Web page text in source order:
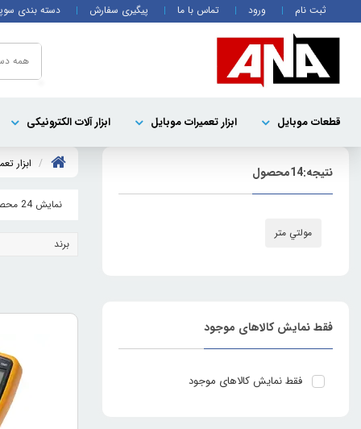
ثبت نام ورود تماس با ما پیگیری سفارش دسته بندی
همه
قطعات موبايل ابزار تعمیرات موبایل ابزار آلات الکترونیکی
ابزار
نمایش 24 محصول
برند
نتیجه:14محصول
مولتي متر
فقط نمایش کالاهای موجود
فقط نمایش کالاهای موجود